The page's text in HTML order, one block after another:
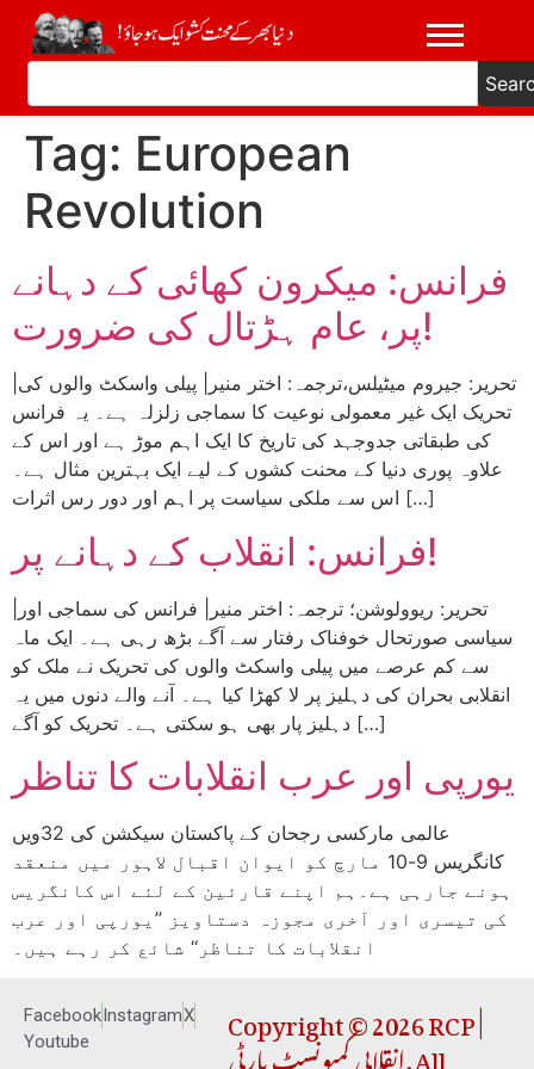
Tag: European
Revolution
فرانس: میکرون کھائی کے دہانے
پر، عام ہڑتال کی ضرورت!
تحریک ایک غیر معمولی نوعیت کا سماجی زلزلہ ہے۔ یہ فرانس
کی طبقاتی جدوجہد کی تاریخ کا ایک اہم موڑ ہے اور اس کے
علاوہ پوری دنیا کے محنت کشوں کے لیے ایک بہترین مثال ہے۔
اس سے ملکی سیاست پر اہم اور دور رس اثرات […]
فرانس: انقلاب کے دہانے پر!
سیاسی صورتحال خوفناک رفتار سے آگے بڑھ رہی ہے۔ ایک ماہ
سے کم عرصے میں پیلی واسکٹ والوں کی تحریک نے ملک کو
انقلابی بحران کی دہلیز پر لا کھڑا کیا ہے۔ آنے والے دنوں میں یہ
دہلیز پار بھی ہو سکتی ہے۔ تحریک کو آگے […]
یورپی اور عرب انقلابات کا تناظر
عالمی مارکسی رجحان کے پاکستان سیکشن کی 32ویں
کانگریس 9-10 مارچ کو ایوان اقبال لاہور میں منعقد
ہونے جارہی ہے۔ہم اپنے قارئین کے لئے اس کانگریس
کی تیسری اور آخری مجوزہ دستاویز ’’یورپی اور عرب
انقلابات کا تناظر‘‘ شائع کر رہے ہیں۔
Facebook InstagramX
Youtube
Copyright © 2026 RCP |
انقلابی کمیونسٹ پارٹی. All